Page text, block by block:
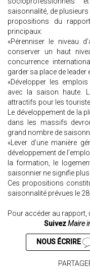
saisonnalité, de
propositions du
principaux:
«Pérenniser le niveau
conserver un haut
concurrence
garder sa place de leader
«Développer les
avec la saison haute.
attractifs pour les
Le développement de la
dans les massifs
grand nombre de
«Lever d’une manière
développement de
la formation, le
saisonnier ne signifie
Ces propositions
saisonnalité prévues le
Pour accéder au rapport,
SuivezMaire
NOUS ÉCRIRE